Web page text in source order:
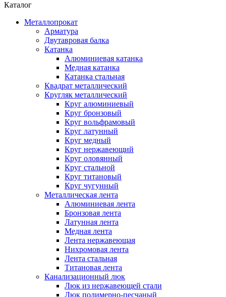
Каталог
Металлопрокат
Арматура
Двутавровая балка
Катанка
Алюминиевая катанка
Медная катанка
Катанка стальная
Квадрат металлический
Кругляк металлический
Круг алюминиевый
Круг бронзовый
Круг вольфрамовый
Круг латунный
Круг медный
Круг нержавеющий
Круг оловянный
Круг стальной
Круг титановый
Круг чугунный
Металлическая лента
Алюминиевая лента
Бронзовая лента
Латунная лента
Медная лента
Лента нержавеющая
Нихромовая лента
Лента стальная
Титановая лента
Канализационный люк
Люк из нержавеющей стали
Люк полимерно-песчаный